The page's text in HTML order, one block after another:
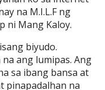
na M.I.L.F ng
ni Mang Kaloy.
biyudo.
ang lumipas. Ang
sa ibang bansa at
pinapadalhan na